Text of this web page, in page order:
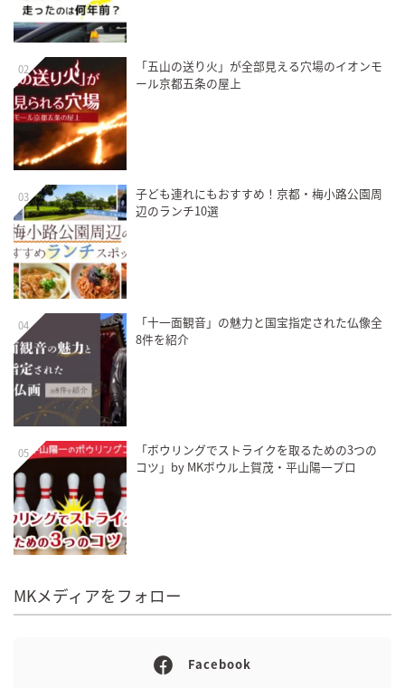
02
「五山の送り火」が全部見える穴場のイオンモ
ール京都五条の屋上
03
子ども連れにもおすすめ！京都・梅小路公園周
辺のランチ10選
04
「十一面観音」の魅力と国宝指定された仏像全
8件を紹介
05
「ボウリングでストライクを取るための3つの
コツ」by MKボウル上賀茂・平山陽一プロ
MKメディアをフォロー
Facebook